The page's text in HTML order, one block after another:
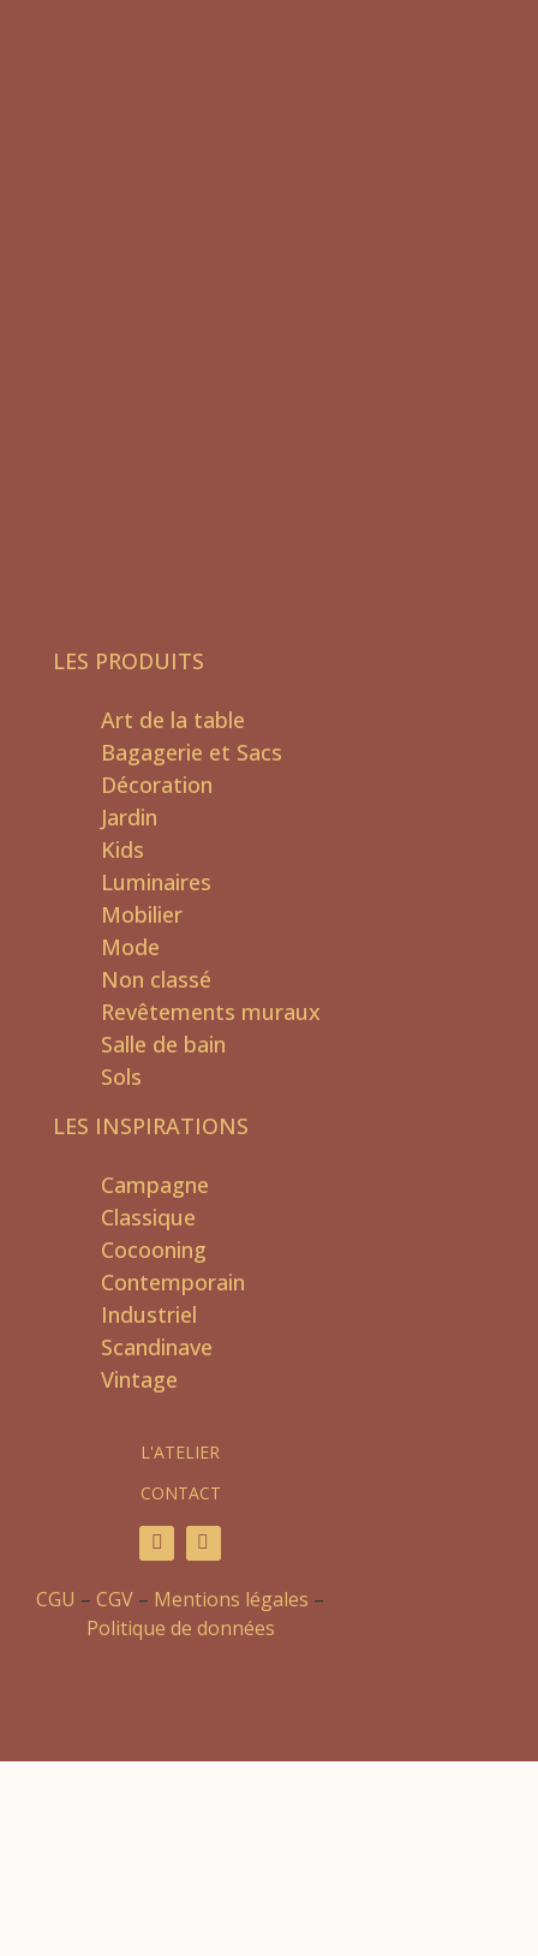
LES PRODUITS
Art de la table
Bagagerie et Sacs
Décoration
Jardin
Kids
Luminaires
Mobilier
Mode
Non classé
Revêtements muraux
Salle de bain
Sols
LES INSPIRATIONS
Campagne
Classique
Cocooning
Contemporain
Industriel
Scandinave
Vintage
L'ATELIER
CONTACT
CGU – CGV – Mentions légales –
Politique de données